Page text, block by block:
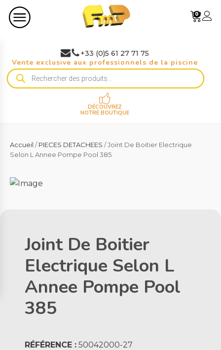
0
+33 (0)5 61 27 71 75
Vente exclusive aux professionnels de la piscine
Recherche
de
DÉCOUVREZ
NOTRE BOUTIQUE
Accueil /PIECES DETACHEES / Joint De Boitier Electrique
Selon L Annee Pompe Pool 385
Joint De Boitier
Electrique Selon L
Annee Pompe Pool
385
RÉFÉRENCE : 50042000-27